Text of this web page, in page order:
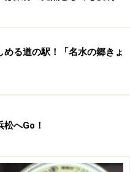
滞時には城ヶ崎方向への
める道の駅！「名水の郷きょ
へGo！